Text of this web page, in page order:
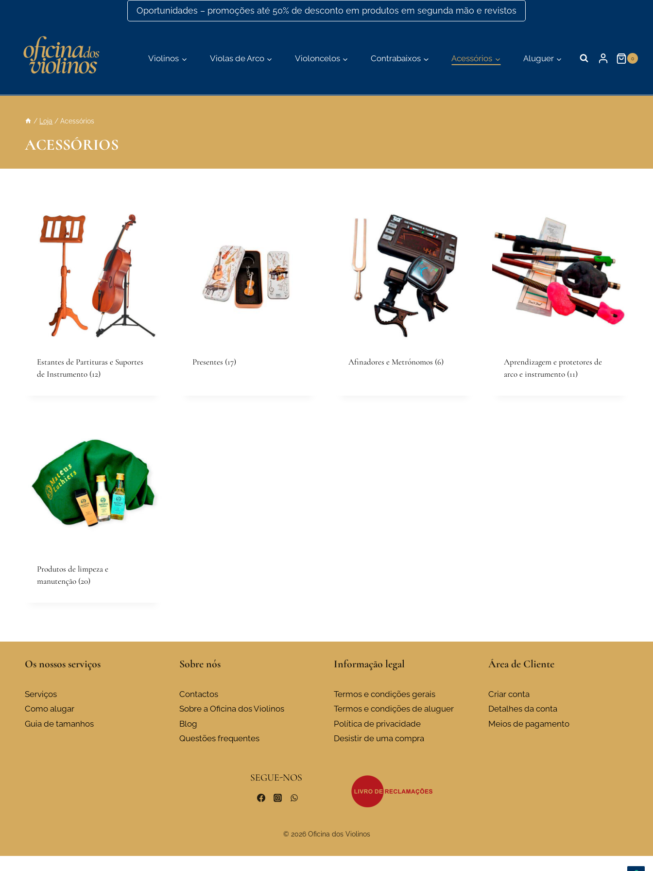
conteúdo
Oportunidades – promoções até 50% de desconto em produtos em segunda mão e revistos
Violinos Violas de Arco Violoncelos Contrabaixos Acessórios Aluguer 0
/ Loja / Acessórios
ACESSÓRIOS
Estantes de Partituras e Suportes
de Instrumento (12)
Presentes (17) Afinadores e Metrónomos (6)
Aprendizagem e protetores de
arco e instrumento (11)
Produtos de limpeza e
manutenção (20)
Os nossos serviços
Serviços
Como alugar
Guia de tamanhos
Sobre nós
Contactos
Sobre a Oficina dos Violinos
Blog
Questões frequentes
Informação legal
Termos e condições gerais
Termos e condições de aluguer
Política de privacidade
Desistir de uma compra
Área de Cliente
Criar conta
Detalhes da conta
Meios de pagamento
SEGUE-NOS
© 2026 Oficina dos Violinos